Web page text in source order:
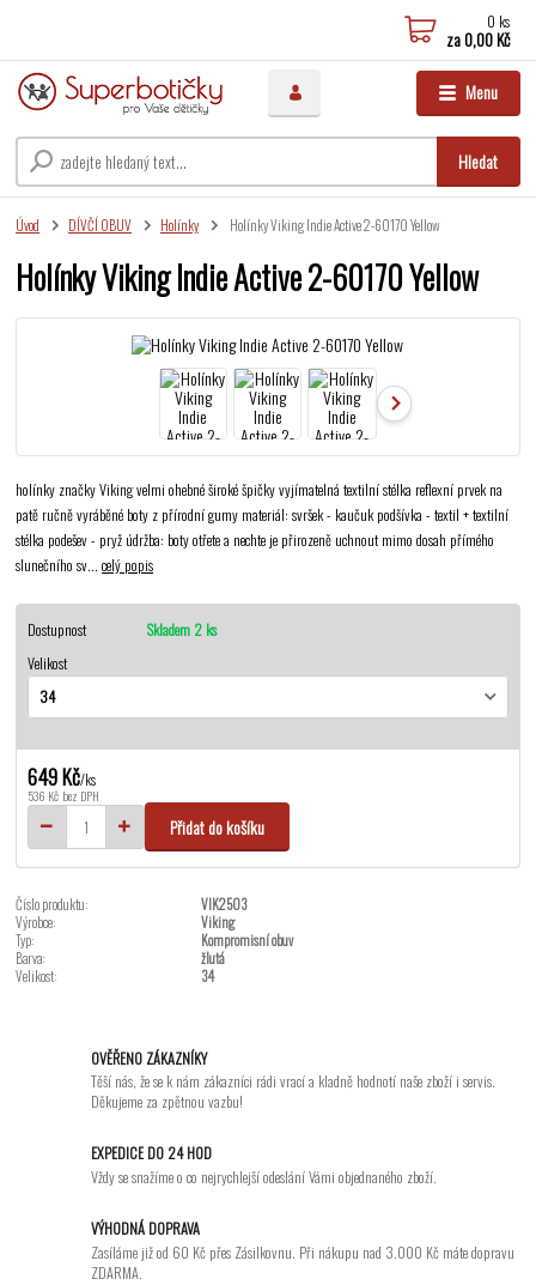
Menu
Hledat
0 ks
za0,00 Kč
Úvod DÍVČÍ OBUV Holínky Holínky Viking Indie Active 2-60170 Yellow
Holínky Viking Indie Active 2-60170 Yellow
holínky značky Viking velmi ohebné široké špičky vyjímatelná textilní stélka reflexní prvek na
patě ručně vyráběné boty z přírodní gumy materiál: svršek - kaučuk podšívka - textil + textilní
stélka podešev - pryž údržba: boty otřete a nechte je přirozeně uchnout mimo dosah přímého
slunečního sv...celý popis
Dostupnost
Skladem 2 ks
Velikost
649 Kč/ks
536 Kč bez DPH
Přidat do košíku
Číslo produktu:
VIK2503
Výrobce:
Viking
Typ:
Kompromisní obuv
Barva:
žlutá
Velikost:
34
OVĚŘENO ZÁKAZNÍKY
Těší nás, že se k nám zákazníci rádi vrací a kladně hodnotí naše zboží i servis.
Děkujeme za zpětnou vazbu!
EXPEDICE DO 24 HOD
Vždy se snažíme o co nejrychlejší odeslání Vámi objednaného zboží.
VÝHODNÁ DOPRAVA
Zasíláme již od 60 Kč přes Zásilkovnu. Při nákupu nad 3.000 Kč máte dopravu
ZDARMA.